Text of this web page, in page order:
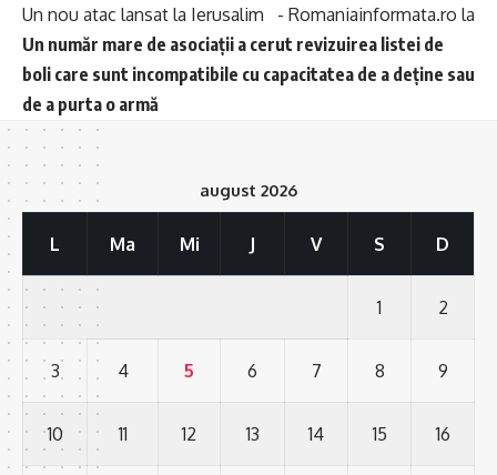
Un nou atac lansat la Ierusalim - Romaniainformata.ro la
Un număr mare de asociații a cerut revizuirea listei de
boli care sunt incompatibile cu capacitatea de a deține sau
de a purta o armă
august 2026
L Ma Mi J V S D
1 2
3 4 5 6 7 8 9
10 11 12 13 14 15 16